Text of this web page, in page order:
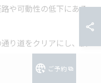
や可動性の低下にある
り道をクリアにし、脳
うに促すため、一般的
が期待できるのが特徴
ご予約